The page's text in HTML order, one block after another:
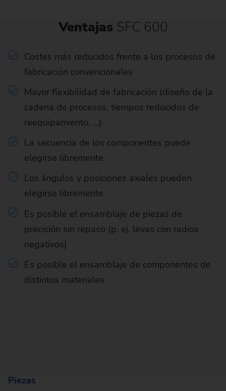
Ventajas SFC 600
Costes más reducidos frente a los procesos de
fabricación convencionales
Mayor flexibilidad de fabricación (diseño de la
cadena de procesos, tiempos reducidos de
reequipamiento, …)
La secuencia de los componentes puede
elegirse libremente
Los ángulos y posiciones axiales pueden
elegirse libremente
Es posible el ensamblaje de piezas de
precisión sin repaso (p. ej. levas con radios
negativos)
Es posible el ensamblaje de componentes de
distintos materiales
Piezas